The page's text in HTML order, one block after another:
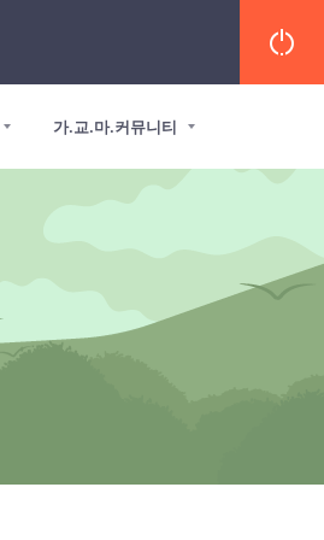
가.교.마.커뮤니티